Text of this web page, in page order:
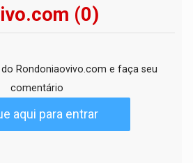
(0)
Rondoniaovivo.com e faça seu
comentário
aqui para entrar